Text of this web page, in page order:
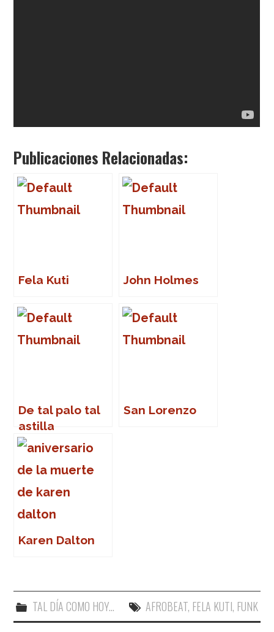
Publicaciones Relacionadas:
Fela Kuti John Holmes
De tal palo tal
astilla
San Lorenzo
Karen Dalton
TAL DÍA COMO HOY... AFROBEAT, FELA KUTI, FUNK